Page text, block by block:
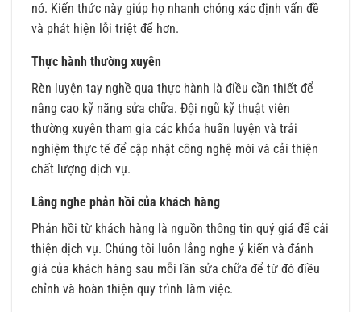
nó. Kiến thức này giúp họ nhanh chóng xác định vấn đề
và phát hiện lỗi triệt để hơn.
Thực hành thường xuyên
Rèn luyện tay nghề qua thực hành là điều cần thiết để
nâng cao kỹ năng sửa chữa. Đội ngũ kỹ thuật viên
thường xuyên tham gia các khóa huấn luyện và trải
nghiệm thực tế để cập nhật công nghệ mới và cải thiện
chất lượng dịch vụ.
Lắng nghe phản hồi của khách hàng
Phản hồi từ khách hàng là nguồn thông tin quý giá để cải
thiện dịch vụ. Chúng tôi luôn lắng nghe ý kiến và đánh
giá của khách hàng sau mỗi lần sửa chữa để từ đó điều
chỉnh và hoàn thiện quy trình làm việc.